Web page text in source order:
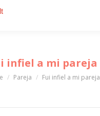
infiel a mi pareja
here:
Pareja Fui infiel a mi pareja